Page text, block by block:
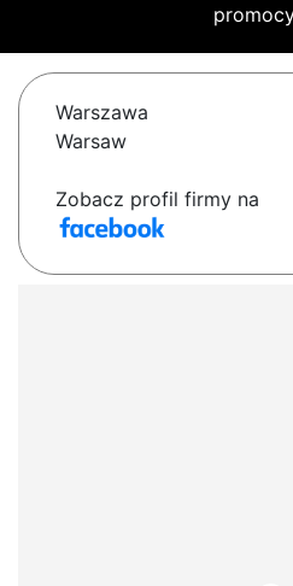
Warszawa
Warsaw
Zobacz profil firmy na